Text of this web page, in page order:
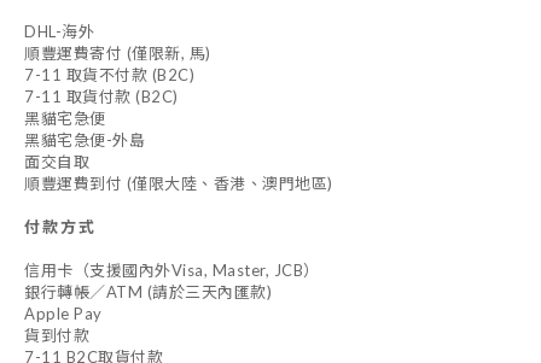
DHL-海外
順豐運費寄付 (僅限新, 馬)
7-11 取貨不付款 (B2C)
7-11 取貨付款 (B2C)
黑貓宅急便
黑貓宅急便-外島
面交自取
順豐運費到付 (僅限大陸、香港、澳門地區)
付款方式
信用卡（支援國內外Visa, Master, JCB）
銀行轉帳／ATM (請於三天內匯款)
Apple Pay
貨到付款
7-11 B2C取貨付款